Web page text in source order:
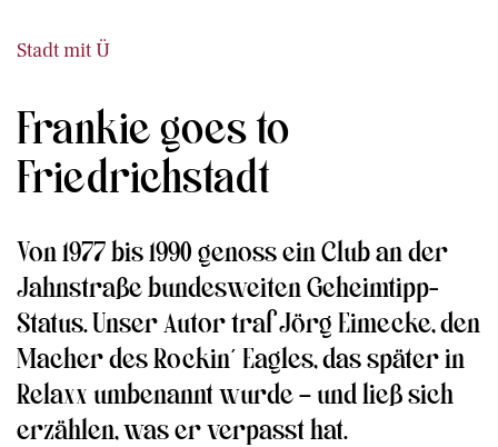
Stadt mit Ü
Frankie goes to
Friedrichstadt
Von 1977 bis 1990 genoss ein Club an der
Jahnstraße bundesweiten Geheimtipp-
Status. Unser Autor traf Jörg Eimecke, den
Macher des Rockin´ Eagles, das später in
Relaxx umbenannt wurde – und ließ sich
erzählen, was er verpasst hat.